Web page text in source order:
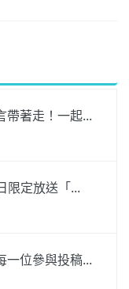
帶著走！一起...
限定放送「...
一位參與投稿...